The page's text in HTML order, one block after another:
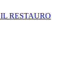
RESTAURO